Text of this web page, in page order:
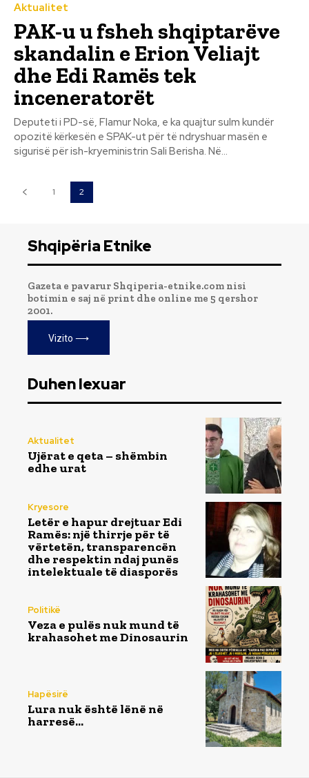
Aktualitet
PAK-u u fsheh shqiptarëve
skandalin e Erion Veliajt
dhe Edi Ramës tek
inceneratorët
Deputeti i PD-së, Flamur Noka, e ka quajtur sulm kundër
opozitë kërkesën e SPAK-ut për të ndryshuar masën e
sigurisë për ish-kryeministrin Sali Berisha. Në...
1 2
Shqipëria Etnike
Gazeta e pavarur Shqiperia-etnike.com nisi
botimin e saj në print dhe online me 5 qershor
2001.
Vizito ⟶
Duhen lexuar
Aktualitet
Ujërat e qeta – shëmbin
edhe urat
Kryesore
Letër e hapur drejtuar Edi
Ramës: një thirrje për të
vërtetën, transparencën
dhe respektin ndaj punës
intelektuale të diasporës
Politikë
Veza e pulës nuk mund të
krahasohet me Dinosaurin
Hapësirë
Lura nuk është lënë në
harresë…